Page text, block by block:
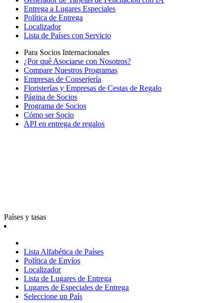
Entrega a Lugares Especiales
Política de Entrega
Localizador
Lista de Países con Servicio
Para Socios Internacionales
¿Por qué Asociarse con Nosotros?
Compare Nuestros Programas
Empresas de Conserjería
Floristerías y Empresas de Cestas de Regalo
Página de Socios
Programa de Socios
Cómo ser Socio
API en entrega de regalos
Países y tasas
Lista Alfabética de Países
Política de Envíos
Localizador
Lista de Lugares de Entrega
Lugares de Especiales de Entrega
Seleccione un País